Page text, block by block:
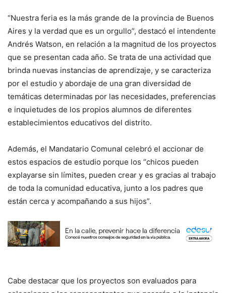
“Nuestra feria es la más grande de la provincia de Buenos
Aires y la verdad que es un orgullo”, destacó el intendente
Andrés Watson, en relación a la magnitud de los proyectos
que se presentan cada año. Se trata de una actividad que
brinda nuevas instancias de aprendizaje, y se caracteriza
por el estudio y abordaje de una gran diversidad de
temáticas determinadas por las necesidades, preferencias
e inquietudes de los propios alumnos de diferentes
establecimientos educativos del distrito.
Además, el Mandatario Comunal celebró el accionar de
estos espacios de estudio porque los “chicos pueden
explayarse sin límites, pueden crear y es gracias al trabajo
de toda la comunidad educativa, junto a los padres que
están cerca y acompañando a sus hijos”.
Cabe destacar que los proyectos son evaluados para